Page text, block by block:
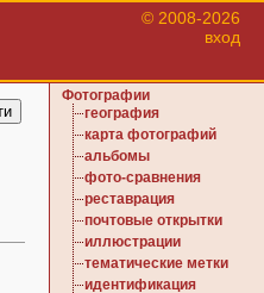
© 2008-2026
вход
Фотографии
география
карта фотографий
альбомы
фото-сравнения
реставрация
почтовые открытки
иллюстрации
тематические метки
идентификация